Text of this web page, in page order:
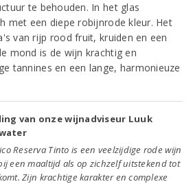
te behouden. In het glas
met een diepe robijnrode kleur. Het
van rijp rood fruit, kruiden en een
mond is de wijn krachtig en
tannines en een lange, harmonieuze
van onze wijnadviseur Luuk
Reserva Tinto is een veelzijdige rode wijn
een maaltijd als op zichzelf uitstekend tot
Zijn krachtige karakter en complexe